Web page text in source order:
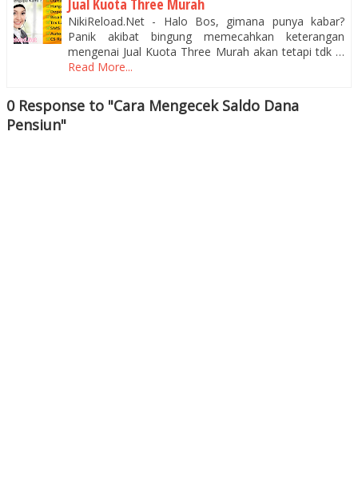
NikiReload.Net - Halo Bos, gimana punya kabar?
Panik akibat bingung memecahkan keterangan
mengenai Jual Kuota Three Murah akan tetapi tdk …
Read More...
0 Response to "Cara Mengecek Saldo Dana
Pensiun"